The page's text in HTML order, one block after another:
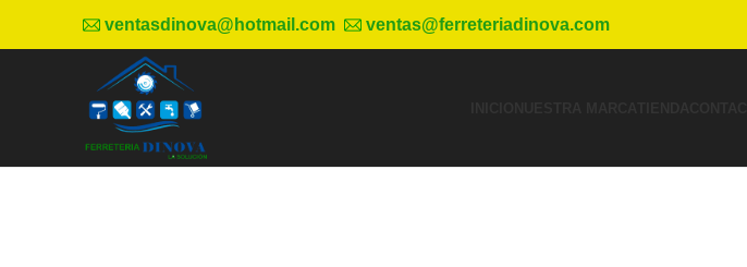
ventasdinova@hotmail.com ventas@ferreteriadinova.com